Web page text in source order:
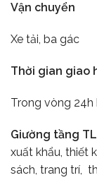
Vận chuyển
Xe tải, ba gác
Thời gian giao
Trong vòng
Giường tầng
xuất khẩu, thiết
sách, trang trí,